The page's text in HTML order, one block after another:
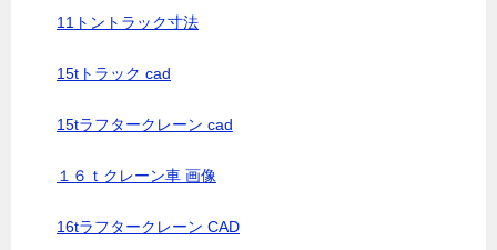
11トントラック寸法
15tトラック cad
15tラフタークレーン cad
１６ｔクレーン車 画像
16tラフタークレーン CAD